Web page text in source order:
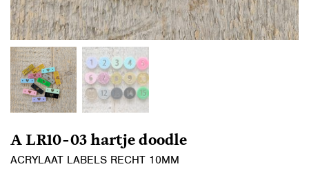
A LR10-03 hartje doodle
ACRYLAAT LABELS RECHT 10MM